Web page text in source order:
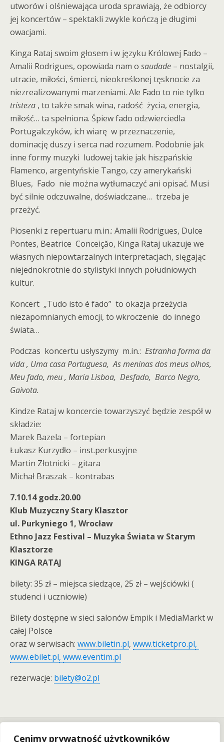
Cenimy prywatność użytkowników
utworów i olśniewająca uroda sprawiają, że odbiorcy
jej koncertów – spektakli zwykle kończą je długimi
owacjami.
Kinga Rataj swoim głosem i w języku Królowej Fado –
Amalii Rodrigues, opowiada nam o saudade – nostalgii,
utracie, miłości, śmierci, nieokreślonej tęsknocie za
niezrealizowanymi marzeniami. Ale Fado to nie tylko
tristeza , to także smak wina, radość życia, energia,
miłość… ta spełniona. Śpiew fado odzwierciedla
Portugalczyków, ich wiarę w przeznaczenie,
dominację duszy i serca nad rozumem. Podobnie jak
inne formy muzyki ludowej takie jak hiszpańskie
Flamenco, argentyńskie Tango, czy amerykański
Blues, Fado nie można wytłumaczyć ani opisać. Musi
być silnie odczuwalne, doświadczane… trzeba je
przeżyć.
Piosenki z repertuaru m.in.: Amalii Rodrigues, Dulce
Pontes, Beatrice Conceiçăo, Kinga Rataj ukazuje we
własnych niepowtarzalnych interpretacjach, sięgając
niejednokrotnie do stylistyki innych południowych
kultur.
Koncert „Tudo isto é fado” to okazja przeżycia
niezapomnianych emocji, to wkroczenie do innego
świata…
Podczas koncertu usłyszymy m.in.: Estranha forma da
vida , Uma casa Portuguesa, As meninas dos meus olhos,
Meu fado, meu , Maria Lisboa, Desfado, Barco Negro,
Gaivota.
Kindze Rataj w koncercie towarzyszyć będzie zespół w
składzie:
Marek Bazela – fortepian
Łukasz Kurzydło – inst.perkusyjne
Martin Złotnicki – gitara
Michał Braszak – kontrabas
7.10.14 godz.20.00
Klub Muzyczny Stary Klasztor
ul. Purkyniego 1, Wrocław
Ethno Jazz Festival – Muzyka Świata w Starym
Klasztorze
KINGA RATAJ
bilety: 35 zł – miejsca siedzące, 25 zł – wejściówki (
studenci i uczniowie)
Bilety dostępne w sieci salonów Empik i MediaMarkt w
całej Polsce
oraz w serwisach: www.biletin.pl, www.ticketpro.pl,
www.ebilet.pl, www.eventim.pl
rezerwacje: bilety@o2.pl